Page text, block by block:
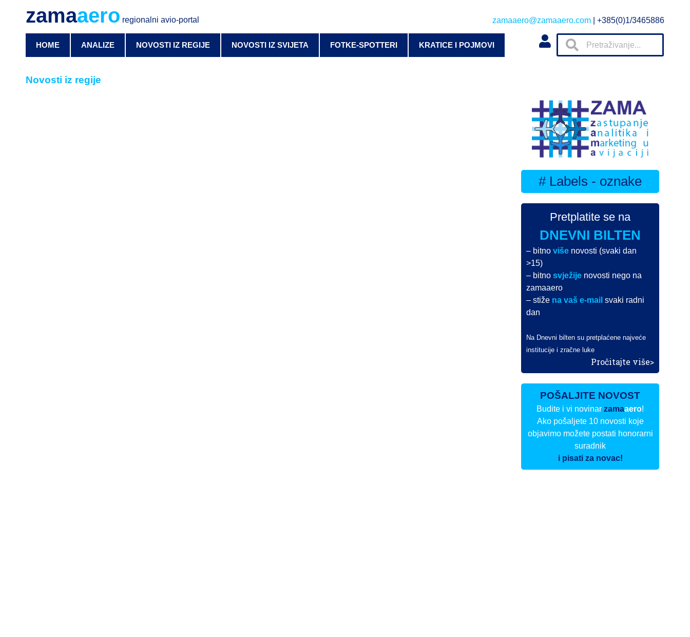
zamaaero regionalni avio-portal zamaaero@zamaaero.com | +385(0)1/3465886
HOME ANALIZE NOVOSTI IZ REGIJE NOVOSTI IZ SVIJETA FOTKE-SPOTTERI KRATICE I POJMOVI
Novosti iz regije
# Labels - oznake
Pretplatite se na
DNEVNI BILTEN
– bitnoviše novosti (svaki dan
>15)
– bitnosvježije novosti nego na
zamaaero
– stiže na vaš e-mail svaki radni
dan
Na Dnevni bilten su pretplaćene najveće
institucije i zračne luke
Pročitajte više>
POŠALJITE NOVOST
Budite i vi novinarzamaaero!
Ako pošaljete 10 novosti koje
objavimo možete postati honorarni
suradnik
i pisati za novac!